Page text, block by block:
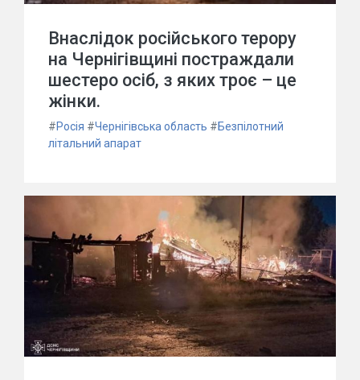
Внаслідок російського терору
на Чернігівщині постраждали
шестеро осіб, з яких троє – це
жінки.
#Росія #Чернігівська область #Безпілотний
літальний апарат